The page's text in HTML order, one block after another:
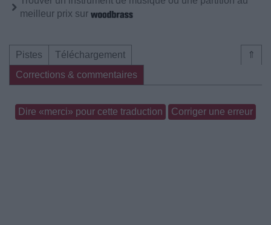
meilleur prix sur
⇑
Pistes
Téléchargement
Corrections & commentaires
Dire «merci» pour cette traduction Corriger une erreur